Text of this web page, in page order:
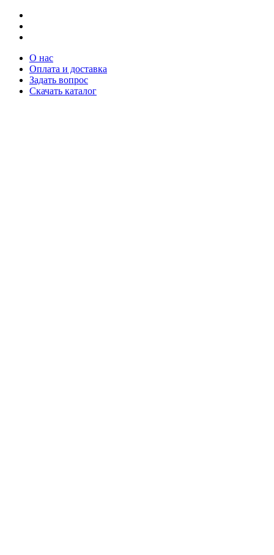
О нас
Оплата и доставка
Задать вопрос
Скачать каталог